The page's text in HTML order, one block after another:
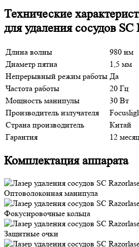
Технические
для удаления сосудов SC
Длина волны
980 нм
Диаметр пятна
1,5 мм
Непрерывный режим работы Да
Частота работы
20 Гц
Мощность манипулы
30 Вт
Производитель излучателя
Страна производитель
Китай
Гарантия
12
Комплектация аппарата
Оптоволоконная манипула
Фокусировочные кольца
Защитные очки